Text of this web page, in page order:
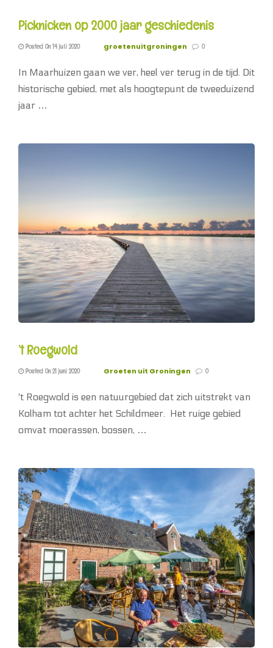
Picknicken op 2000 jaar geschiedenis
Posted On 14 juli 2020 groetenuitgroningen 0
In Maarhuizen gaan we ver, heel ver terug in de tijd. Dit
historische gebied, met als hoogtepunt de tweeduizend
jaar …
’t Roegwold
Posted On 21 juni 2020 Groeten uit Groningen 0
't Roegwold is een natuurgebied dat zich uitstrekt van
Kolham tot achter het Schildmeer. Het ruige gebied
omvat moerassen, bossen, …